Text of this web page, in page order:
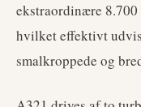
ekstraordinære
hvilket effektivt
smalkroppede og